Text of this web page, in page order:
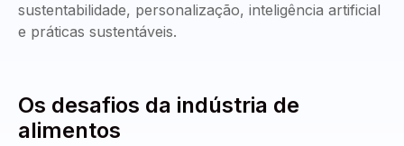
sustentabilidade, personalização, inteligência artificial
e práticas sustentáveis.
Os desafios da indústria de
alimentos